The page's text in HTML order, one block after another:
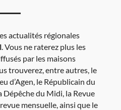
actualités régionales
. Vous ne raterez plus les
par les maisons
trouverez, entre autres, le
d’Agen, le Républicain du
Dépêche du Midi, la Revue
mensuelle, ainsi que le